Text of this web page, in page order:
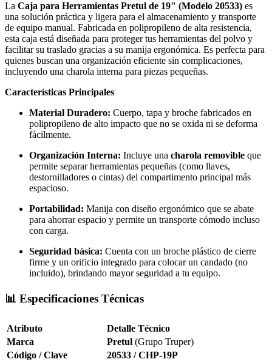
La Caja para Herramientas Pretul de 19" (Modelo 20533) es
una solución práctica y ligera para el almacenamiento y transporte
de equipo manual. Fabricada en polipropileno de alta resistencia,
esta caja está diseñada para proteger tus herramientas del polvo y
facilitar su traslado gracias a su manija ergonómica. Es perfecta para
quienes buscan una organización eficiente sin complicaciones,
incluyendo una charola interna para piezas pequeñas.
Características Principales
Material Duradero: Cuerpo, tapa y broche fabricados en
polipropileno de alto impacto que no se oxida ni se deforma
fácilmente.
Organización Interna: Incluye una charola removible que
permite separar herramientas pequeñas (como llaves,
destornilladores o cintas) del compartimento principal más
espacioso.
Portabilidad: Manija con diseño ergonómico que se abate
para ahorrar espacio y permite un transporte cómodo incluso
con carga.
Seguridad básica: Cuenta con un broche plástico de cierre
firme y un orificio integrado para colocar un candado (no
incluido), brindando mayor seguridad a tu equipo.
📊 Especificaciones Técnicas
Atributo
Detalle Técnico
Marca
Pretul (Grupo Truper)
Código / Clave
20533 / CHP-19P